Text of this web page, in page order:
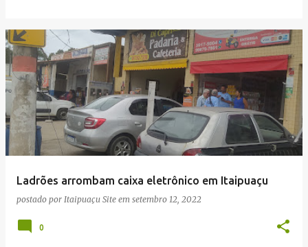
Ladrões arrombam caixa eletrônico em Itaipuaçu
postado por Itaipuaçu Site em setembro 12, 2022
0